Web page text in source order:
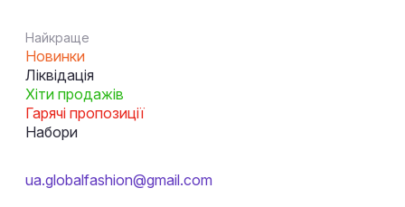
Найкраще
Новинки
Ліквідація
Хіти продажів
Гарячі пропозиції
Набори
ua.globalfashion@gmail.com